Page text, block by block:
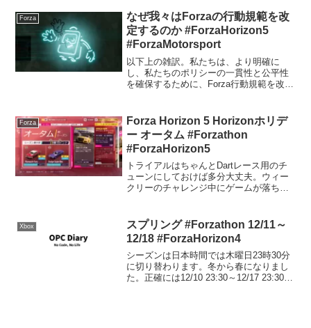
Forza
なぜ我々はForzaの行動規範を改
定するのか #ForzaHorizon5
#ForzaMotorsport
以下上の雑訳。私たちは、より明確に
し、私たちのポリシーの一貫性と公平性
を確保するために、Forza行動規範を改訂
行動規範」（以前は「Forza施行ガイドラ
イン」と...
Forza
Forza Horizon 5 Horizonホリデ
ー オータム #Forzathon
#ForzaHorizon5
トライアルはちゃんとDartレース用のチ
ューンにしておけば多分大丈夫。ウィー
クリーのチャレンジ中にゲームが落ちて
アドバイスいただいたとおりRIMACコン
セプト2をオフ...
Xbox
スプリング #Forzathon 12/11～
12/18 #ForzaHorizon4
シーズンは日本時間では木曜日23時30分
に切り替わります。冬から春になりまし
た。正確には12/10 23:30～12/17 23:30ま